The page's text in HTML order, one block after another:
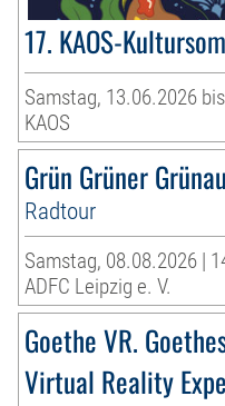
17. KAOS-
Samstag, 13.06.2026
KAOS
Grün Grüner
Radtour
Samstag, 08.08.2026 |
ADFC Leipzig e. V.
Goethe VR.
Virtual Reality